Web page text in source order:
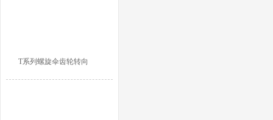
T系列螺旋伞齿轮转向